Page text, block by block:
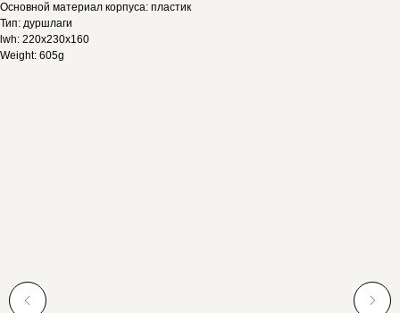
Основной материал корпуса: пластик
Тип: дуршлаги
lwh: 220x230x160
Weight: 605g